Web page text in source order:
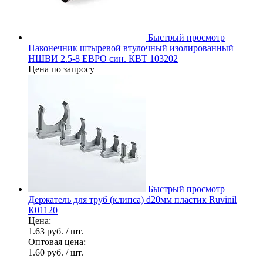
Быстрый просмотр
Наконечник штыревой втулочный изолированный
НШВИ 2.5-8 ЕВРО син. КВТ 103202
Цена по запросу
Быстрый просмотр
Держатель для труб (клипса) d20мм пластик Ruvinil
К01120
Цена:
1.63 руб. / шт.
Оптовая цена:
1.60 руб. / шт.